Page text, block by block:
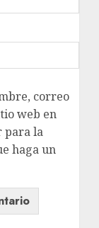
correo
web en
para la
haga un